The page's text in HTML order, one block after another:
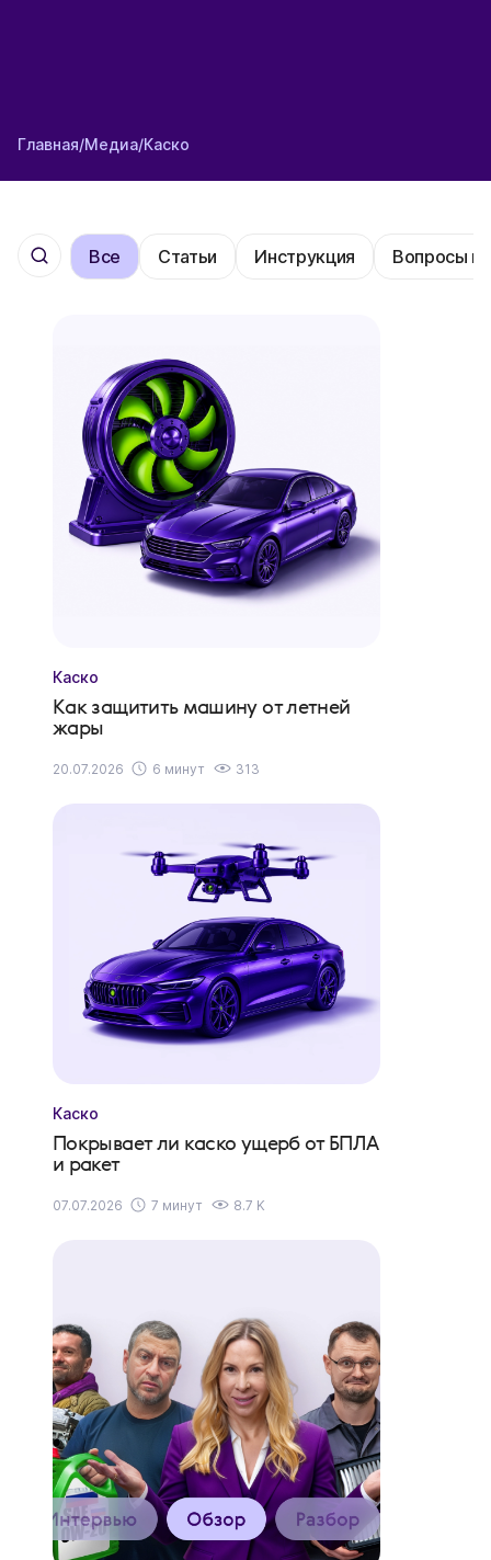
Главная/Медиа/Каско
Все Статьи Инструкция Вопросы и
Каско
Как защитить машину от летней
жары
20.07.2026 6 минут 313
Каско
Покрывает ли каско ущерб от БПЛА
и ракет
07.07.2026 7 минут 8.7 K